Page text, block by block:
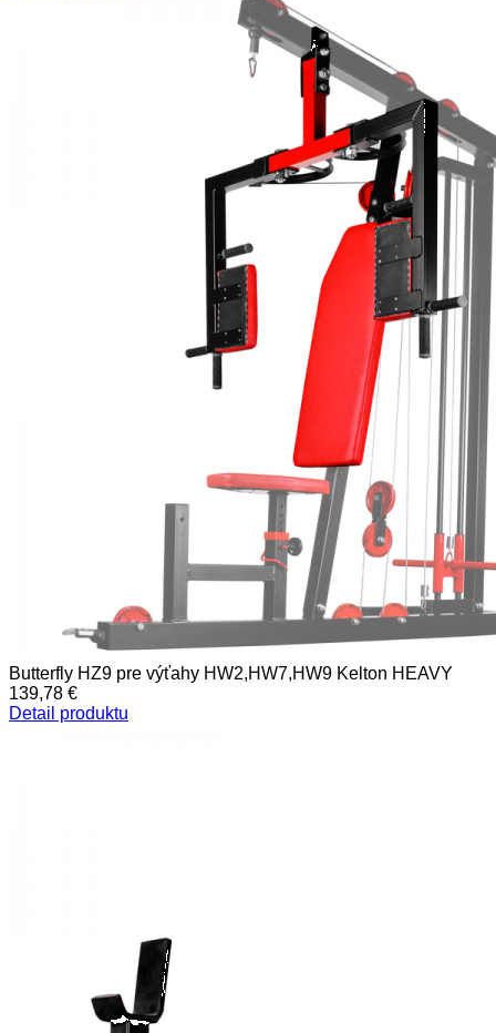
Butterfly HZ9 pre výťahy HW2,HW7,HW9 Kelton HEAVY
139,78 €
Detail produktu